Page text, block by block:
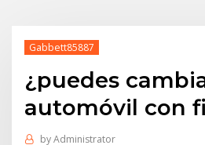
Gabbett85887
¿puedes
automóvil con
byAdministrator